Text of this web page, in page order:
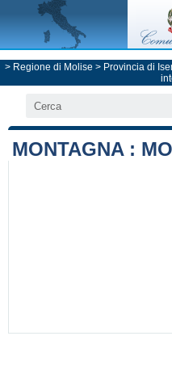
> Regione di Molise > Provincia di
MONTAGNA :